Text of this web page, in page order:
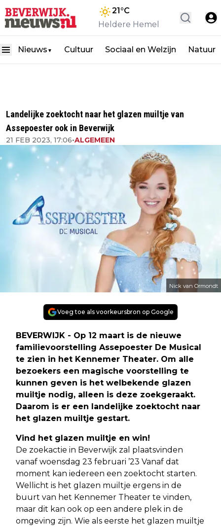
21°C
Heldere Hemel
Nieuws ▼ Cultuur Sociaal en Welzijn Natuur
Landelijke zoektocht naar het glazen muiltje van
Assepoester ook in Beverwijk
21 FEB 2023, 17:06•ALGEMEEN
Nick van Ormondt
Voeg toe als voorkeursbron op Google
BEVERWIJK - Op 12 maart is de nieuwe
familievoorstelling Assepoester De Musical
te zien in het Kennemer Theater. Om alle
bezoekers een magische voorstelling te
kunnen geven is het welbekende glazen
muiltje nodig, alleen is deze zoekgeraakt.
Daarom is er een landelijke zoektocht naar
het glazen muiltje gestart.
Vind het glazen muiltje en win!
De zoekactie in Beverwijk zal plaatsvinden
vanaf woensdag 23 februari ’23 Vanaf dat
moment kan iedereen een zoektocht starten.
Wellicht is het glazen muiltje ergens in de
buurt van het Kennemer Theater te vinden,
maar dit kan ook op een andere plek in de
omgeving zijn. Wie als eerste het glazen muiltje